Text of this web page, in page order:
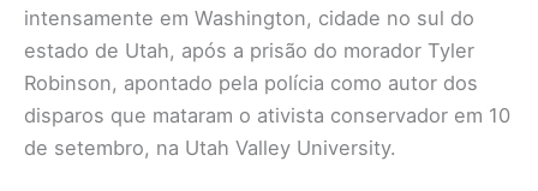
intensamente em Washington, cidade no sul do
estado de Utah, após a prisão do morador Tyler
Robinson, apontado pela polícia como autor dos
disparos que mataram o ativista conservador em 10
de setembro, na Utah Valley University.